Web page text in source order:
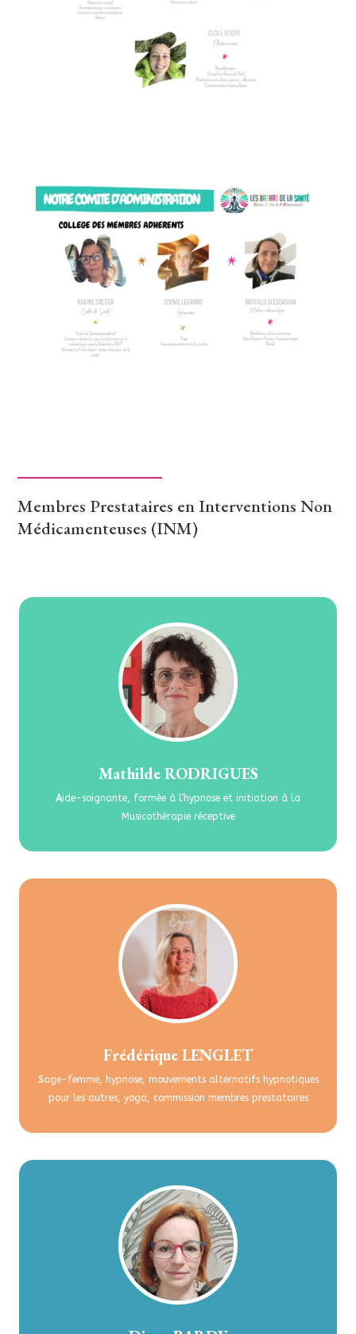
Membres Prestataires en Interventions Non
Médicamenteuses (INM)
Mathilde RODRIGUES
Aide-soignante, formée à l’hypnose et initiation à la
Musicothérapie réceptive
Frédérique LENGLET
Sage-femme, hypnose, mouvements alternatifs hypnotiques
pour les autres, yoga, commission membres prestataires